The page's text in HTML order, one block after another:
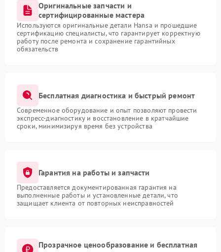
Оригинальные запчасти и
сертифицированные мастера
Используются оригинальные детали Hansa и прошедшие
сертификацию специалисты, что гарантирует корректную
работу после ремонта и сохранение гарантийных
обязательств
Бесплатная диагностика и быстрый ремонт
Современное оборудование и опыт позволяют провести
экспресс-диагностику и восстановление в кратчайшие
сроки, минимизируя время без устройства
Гарантия на работы и запчасти
Предоставляется документированная гарантия на
выполненные работы и установленные детали, что
защищает клиента от повторных неисправностей
Прозрачное ценообразование и бесплатная